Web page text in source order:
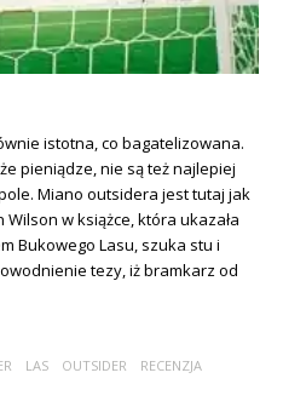
istotna, co bagatelizowana.
pieniądze, nie są też najlepiej
Miano outsidera jest tutaj jak
w książce, która ukazała
Bukowego Lasu, szuka stu i
tezy, iż bramkarz od
LAS OUTSIDER
RECENZJA